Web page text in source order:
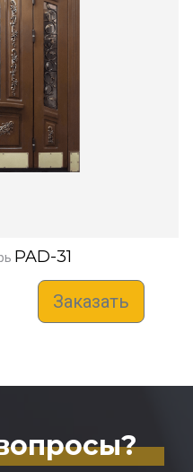
PAD-31
Заказать